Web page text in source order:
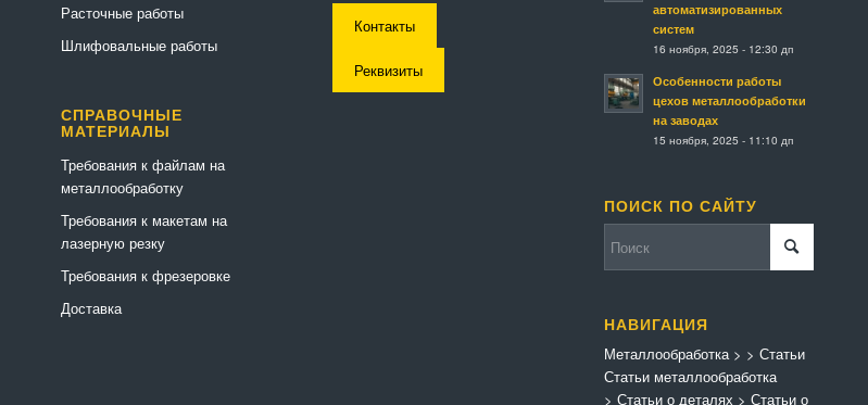
Расточные работы
Шлифовальные работы
СПРАВОЧНЫЕ
МАТЕРИАЛЫ
Требования к файлам на
металлообработку
Требования к макетам на
лазерную резку
Требования к фрезеровке
Доставка
Контакты
Реквизиты
автоматизированных
систем
16 ноября, 2025 - 12:30 дп
Особенности работы
цехов металлообработки
на заводах
15 ноября, 2025 - 11:10 дп
ПОИСК ПО САЙТУ
НАВИГАЦИЯ
Металлообработка>
Статьи металлообработка
> Статьи
> Статьи о деталях > Статьи о